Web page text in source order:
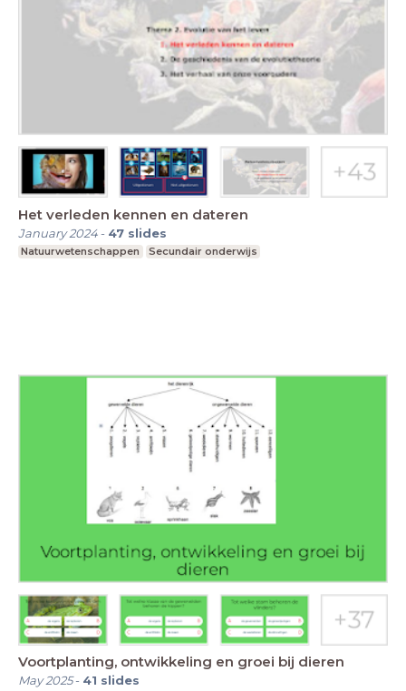
Het verleden kennen en dateren
January 2024- 47 slides
Natuurwetenschappen Secundair onderwijs
Voortplanting, ontwikkeling en groei bij dieren
May 2025- 41 slides